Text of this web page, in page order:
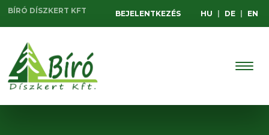
BÍRÓ DÍSZKERT KFT BEJELENTKEZÉS HU DE EN